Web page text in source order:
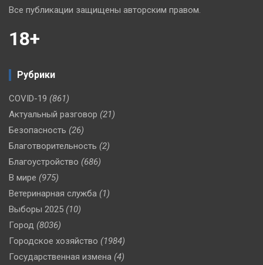
Все публикации защищены авторским правом.
18+
Рубрики
COVID-19 (861)
Актуальный разговор (21)
Безопасность (26)
Благотворительность (2)
Благоустройство (686)
В мире (975)
Ветеринарная служба (1)
Выборы 2025 (10)
Город (8036)
Городское хозяйство (1984)
Государственная измена (4)